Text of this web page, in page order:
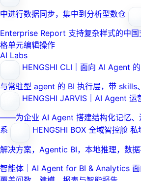
中进行数据同步，集中到分析型数仓
Enterprise Report 支持复杂样式的中
格单元编辑操作
AI Labs
HENGSHI CLI｜面向 AI Agent
与常驻型 agent 的 BI 执行层，带 skills
HENGSHI JARVIS｜AI Agent 运
——为企业 AI Agent 搭建结构化记忆、
系
HENGSHI BOX 全域智控舱 私
解决方案，Agentic BI，本地推理，数
智能体｜AI Agent for BI & Analytics